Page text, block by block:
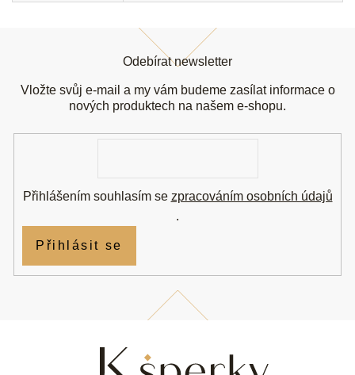
Odebírat newsletter
Vložte svůj e-mail a my vám budeme zasílat informace o
nových produktech na našem e-shopu.
Přihlášením souhlasím se zpracováním osobních údajů
.
Přihlásit se